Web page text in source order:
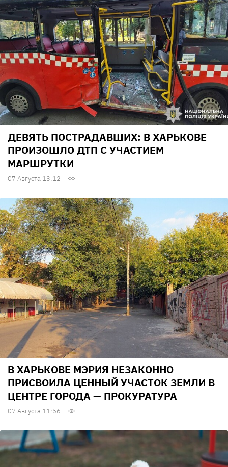
ДЕВЯТЬ ПОСТРАДАВШИХ: В ХАРЬКОВЕ
ПРОИЗОШЛО ДТП С УЧАСТИЕМ
МАРШРУТКИ
07 Августа 13:12
В ХАРЬКОВЕ МЭРИЯ НЕЗАКОННО
ПРИСВОИЛА ЦЕННЫЙ УЧАСТОК ЗЕМЛИ В
ЦЕНТРЕ ГОРОДА — ПРОКУРАТУРА
07 Августа 11:56